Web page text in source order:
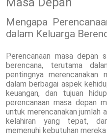
Mengapa
dalam Keluarga
Perencanaan masa depan
berencana, terutama
pentingnya merencanakan
dalam berbagai aspek
keuangan, dan tujuan
perencanaan masa depan
untuk merencanakan jumlah
kelahiran yang tepat,
memenuhi kebutuhan